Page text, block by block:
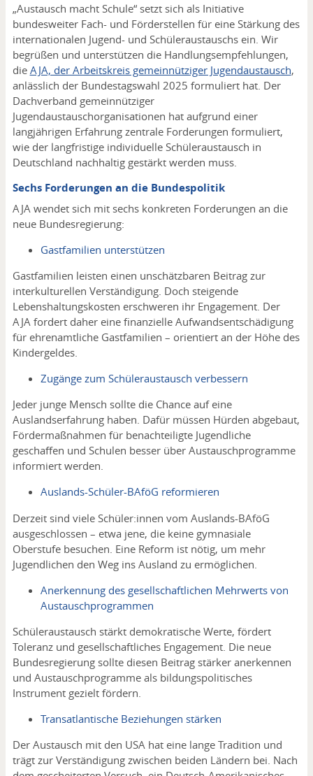
„Austausch macht Schule“ setzt sich als Initiative
bundesweiter Fach- und Förderstellen für eine Stärkung des
internationalen Jugend- und Schüleraustauschs ein. Wir
begrüßen und unterstützen die Handlungsempfehlungen,
die AJA, der Arbeitskreis gemeinnütziger Jugendaustausch,
anlässlich der Bundestagswahl 2025 formuliert hat. Der
Dachverband gemeinnütziger
Jugendaustauschorganisationen hat aufgrund einer
langjährigen Erfahrung zentrale Forderungen formuliert,
wie der langfristige individuelle Schüleraustausch in
Deutschland nachhaltig gestärkt werden muss.
Sechs Forderungen an die Bundespolitik
AJA wendet sich mit sechs konkreten Forderungen an die
neue Bundesregierung:
Gastfamilien unterstützen
Gastfamilien leisten einen unschätzbaren Beitrag zur
interkulturellen Verständigung. Doch steigende
Lebenshaltungskosten erschweren ihr Engagement. Der
AJA fordert daher eine finanzielle Aufwandsentschädigung
für ehrenamtliche Gastfamilien – orientiert an der Höhe des
Kindergeldes.
Zugänge zum Schüleraustausch verbessern
Jeder junge Mensch sollte die Chance auf eine
Auslandserfahrung haben. Dafür müssen Hürden abgebaut,
Fördermaßnahmen für benachteiligte Jugendliche
geschaffen und Schulen besser über Austauschprogramme
informiert werden.
Auslands-Schüler-BAföG reformieren
Derzeit sind viele Schüler:innen vom Auslands-BAföG
ausgeschlossen – etwa jene, die keine gymnasiale
Oberstufe besuchen. Eine Reform ist nötig, um mehr
Jugendlichen den Weg ins Ausland zu ermöglichen.
Anerkennung des gesellschaftlichen Mehrwerts von
Austauschprogrammen
Schüleraustausch stärkt demokratische Werte, fördert
Toleranz und gesellschaftliches Engagement. Die neue
Bundesregierung sollte diesen Beitrag stärker anerkennen
und Austauschprogramme als bildungspolitisches
Instrument gezielt fördern.
Transatlantische Beziehungen stärken
Der Austausch mit den USA hat eine lange Tradition und
trägt zur Verständigung zwischen beiden Ländern bei. Nach